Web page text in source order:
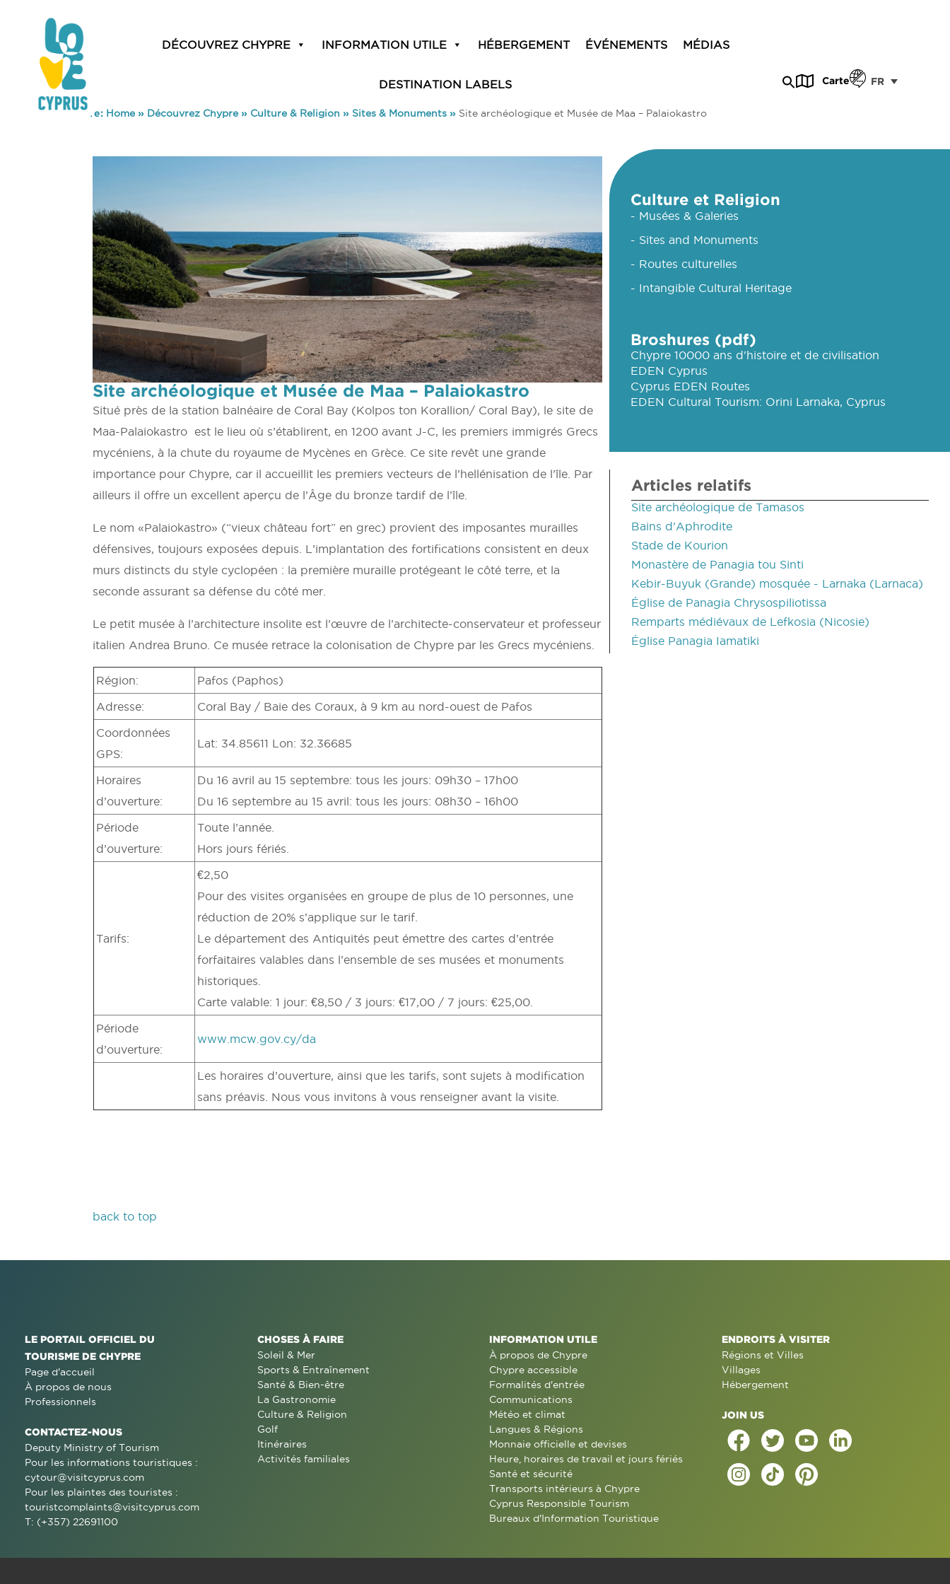
DÉCOUVREZ CHYPRE INFORMATION UTILE HÉBERGEMENT ÉVÉNEMENTS MÉDIAS
DESTINATION LABELS Carte FR
You are here: Home» Découvrez Chypre» Culture & Religion » Sites & Monuments » Site archéologique et Musée de Maa – Palaiokastro
Site archéologique et Musée de Maa – Palaiokastro
Situé près de la station balnéaire de Coral Bay (Kolpos ton Korallion/ Coral Bay), le site de
Maa-Palaiokastro est le lieu où s’établirent, en 1200 avant J-C, les premiers immigrés Grecs
mycéniens, à la chute du royaume de Mycènes en Grèce. Ce site revêt une grande
importance pour Chypre, car il accueillit les premiers vecteurs de l’hellénisation de l’île. Par
ailleurs il offre un excellent aperçu de l’Âge du bronze tardif de l’île.
Le nom «Palaiokastro» (“vieux château fort” en grec) provient des imposantes murailles
défensives, toujours exposées depuis. L’implantation des fortifications consistent en deux
murs distincts du style cyclopéen : la première muraille protégeant le côté terre, et la
seconde assurant sa défense du côté mer.
Le petit musée à l’architecture insolite est l’œuvre de l’architecte-conservateur et professeur
italien Andrea Bruno. Ce musée retrace la colonisation de Chypre par les Grecs mycéniens.
Région: Pafos (Paphos)
Adresse: Coral Bay / Baie des Coraux, à 9 km au nord-ouest de Pafos
Coordonnées
GPS:
Lat: 34.85611 Lon: 32.36685
Horaires
d’ouverture:
Du 16 avril au 15 septembre: tous les jours: 09h30 – 17h00
Du 16 septembre au 15 avril: tous les jours: 08h30 – 16h00
Période
d’ouverture:
Toute l’année.
Hors jours fériés.
Tarifs:
€2,50
Pour des visites organisées en groupe de plus de 10 personnes, une
réduction de 20% s’applique sur le tarif.
Le département des Antiquités peut émettre des cartes d’entrée
forfaitaires valables dans l’ensemble de ses musées et monuments
historiques.
Carte valable: 1 jour: €8,50 / 3 jours: €17,00 / 7 jours: €25,00.
Période
d’ouverture:
www.mcw.gov.cy/da
Les horaires d’ouverture, ainsi que les tarifs, sont sujets à modification
sans préavis. Nous vous invitons à vous renseigner avant la visite.
back to top
Culture et Religion
- Musées & Galeries
- Sites and Monuments
- Routes culturelles
- Intangible Cultural Heritage
Broshures (pdf)
Chypre 10000 ans d'histoire et de civilisation
EDEN Cyprus
Cyprus EDEN Routes
EDEN Cultural Tourism: Orini Larnaka, Cyprus
Articles relatifs
Site archéologique de Tamasos
Bains d’Aphrodite
Stade de Kourion
Monastère de Panagia tou Sinti
Kebir-Buyuk (Grande) mosquée - Larnaka (Larnaca)
Église de Panagia Chrysospiliotissa
Remparts médiévaux de Lefkosia (Nicosie)
Église Panagia Iamatiki
LE PORTAIL OFFICIEL DU
TOURISME DE CHYPRE
Page d'accueil
À propos de nous
Professionnels
CONTACTEZ-NOUS
Deputy Ministry of Tourism
Pour les informations touristiques :
cytour@visitcyprus.com
Pour les plaintes des touristes :
touristcomplaints@visitcyprus.com
T: (+357) 22691100
CHOSES À FAIRE
Soleil & Mer
Sports & Entraînement
Santé & Bien-être
La Gastronomie
Culture & Religion
Golf
Itinéraires
Activités familiales
INFORMATION UTILE
À propos de Chypre
Chypre accessible
Formalités d'entrée
Communications
Météo et climat
Langues & Régions
Monnaie officielle et devises
Heure, horaires de travail et jours fériés
Santé et sécurité
Transports intérieurs à Chypre
Cyprus Responsible Tourism
Bureaux d'Information Touristique
ENDROITS À VISITER
Régions et Villes
Villages
Hébergement
JOIN US